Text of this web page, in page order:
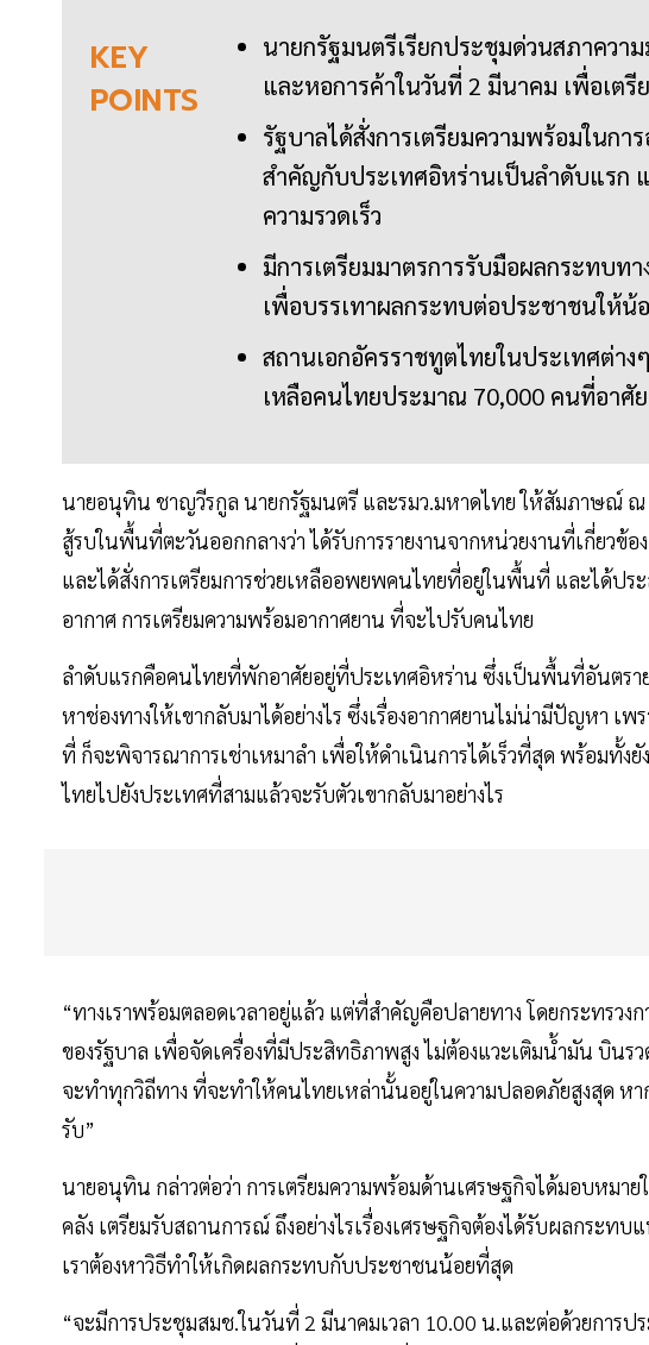
KEY
POINTS
นายกรัฐมนตรีเรียกประชุมด่วนสภาควา
และหอการค้าในวันที่ 2 มีนาคม เพื่อเต
รัฐบาลได้สั่งการเตรียมความพร้อมในก
สำคัญกับประเทศอิหร่านเป็นลำดับแรก
ความรวดเร็ว
มีการเตรียมมาตรการรับมือผลกระทบท
เพื่อบรรเทาผลกระทบต่อประชาชนให้น้
สถานเอกอัครราชทูตไทยในประเทศต่า
เหลือคนไทยประมาณ 70,000 คนที่อาศั
นายอนุทิน ชาญวีรกูล นายกรัฐมนตรี และรมว.มหาดไทย ให้สัมภาษณ์
สู้รบในพื้นที่ตะวันออกกลางว่า ได้รับการรายงานจากหน่วยงานที่เกี่ยวข้
และได้สั่งการเตรียมการช่วยเหลืออพยพคนไทยที่อยู่ในพื้นที่ และได้ป
อากาศ การเตรียมความพร้อมอากาศยาน ที่จะไปรับคนไทย
ลําดับแรกคือคนไทยที่พักอาศัยอยู่ที่ประเทศอิหร่าน ซึ่งเป็นพื้นที่อันตรา
หาช่องทางให้เขากลับมาได้อย่างไร ซึ่งเรื่องอากาศยานไม่น่ามีปัญหา เ
ที่ ก็จะพิจารณาการเช่าเหมาลํา เพื่อให้ดําเนินการได้เร็วที่สุด พร้อมทั้ง
ไทยไปยังประเทศที่สามแล้วจะรับตัวเขากลับมาอย่างไร
“ทางเราพร้อมตลอดเวลาอยู่แล้ว แต่ที่สําคัญคือปลายทาง โดยกระทรวง
ของรัฐบาล เพื่อจัดเครื่องที่มีประสิทธิภาพสูง ไม่ต้องแวะเติมน้ำมัน บินร
จะทําทุกวิถีทาง ที่จะทําให้คนไทยเหล่านั้นอยู่ในความปลอดภัยสูงสุด หา
รับ”
นายอนุทิน กล่าวต่อว่า การเตรียมความพร้อมด้านเศรษฐกิจได้มอบหม
คลัง เตรียมรับสถานการณ์ ถึงอย่างไรเรื่องเศรษฐกิจต้องได้รับผลกระ
เราต้องหาวิธีทําให้เกิดผลกระทบกับประชาชนน้อยที่สุด
“จะมีการประชุมสมช.ในวันที่ 2 มีนาคมเวลา 10.00 น.และต่อด้วยการ